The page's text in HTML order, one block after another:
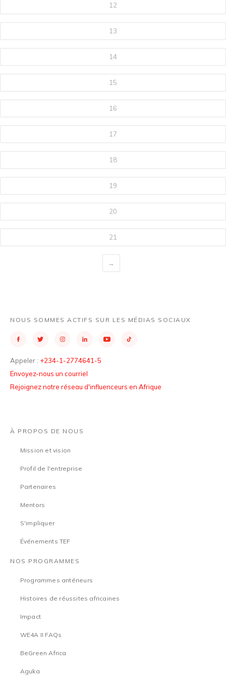
12
13
14
15
16
17
18
19
20
21
→
NOUS SOMMES ACTIFS SUR LES MÉDIAS SOCIAUX
Appeler : +234-1-2774641-5
Envoyez-nous un courriel
Rejoignez notre réseau d'influenceurs en Afrique
À PROPOS DE NOUS
Mission et vision
Profil de l'entreprise
Partenaires
Mentors
S'impliquer
Événements TEF
NOS PROGRAMMES
Programmes antérieurs
Histoires de réussites africaines
Impact
WE4A II FAQs
BeGreen Africa
Aguka